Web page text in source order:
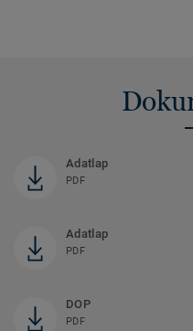
Adatlap
PDF
Adatlap
PDF
DOP
PDF